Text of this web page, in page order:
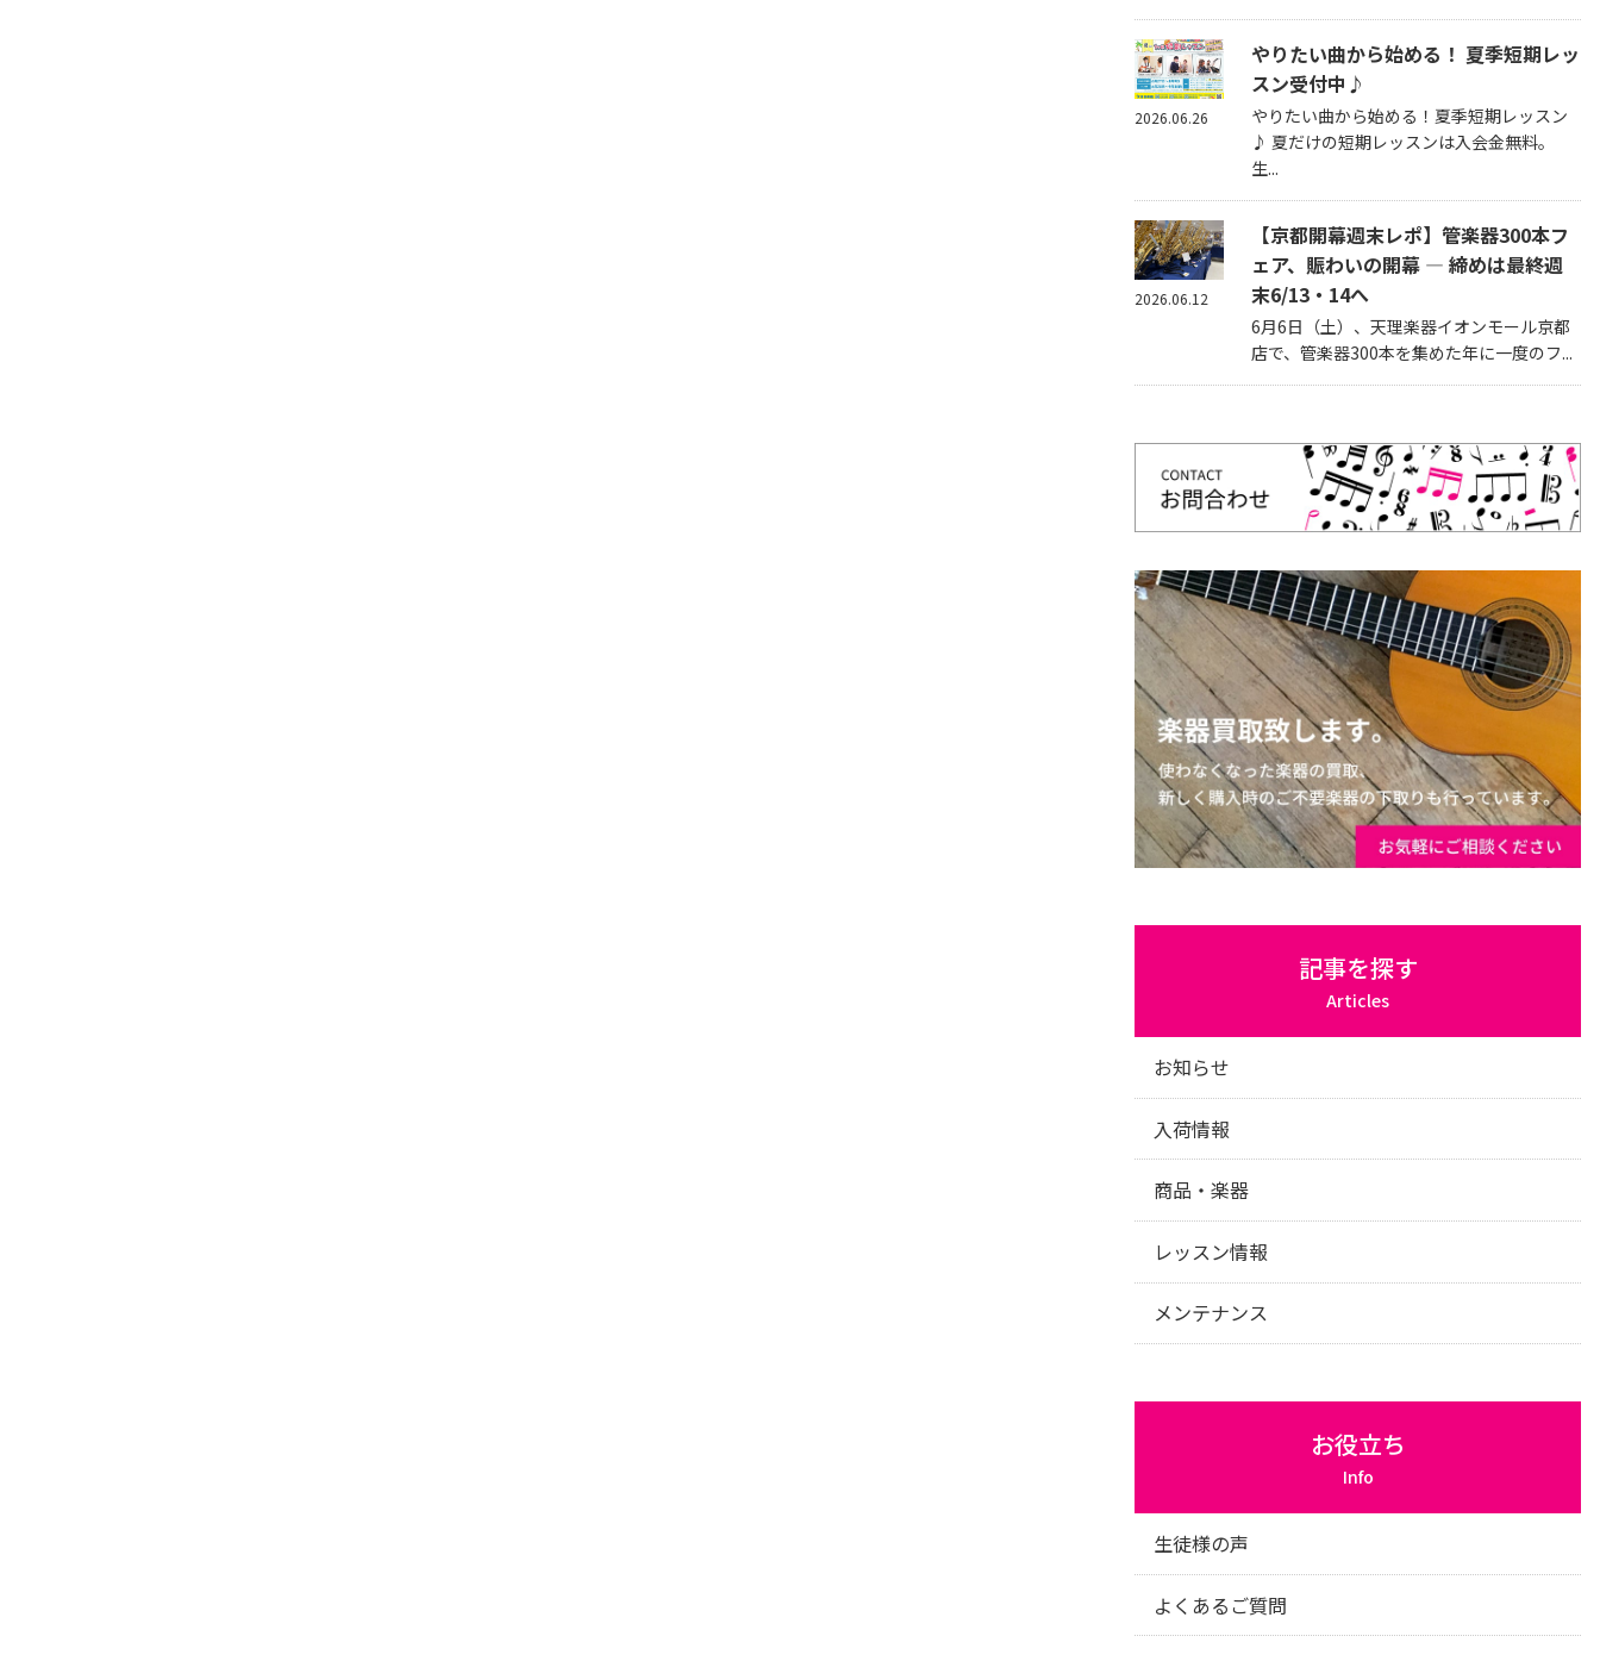
やりたい曲から始める！ 夏季短期レッ
スン受付中♪
やりたい曲から始める！夏季短期レッスン
♪ 夏だけの短期レッスンは入会金無料。
生...
2026.06.26
【京都開幕週末レポ】管楽器300本フ
ェア、賑わいの開幕 — 締めは最終週
末6/13・14へ
6月6日（土）、天理楽器イオンモール京都
店で、管楽器300本を集めた年に一度のフ...
2026.06.12
記事を探す
Articles
お知らせ
入荷情報
商品・楽器
レッスン情報
メンテナンス
お役立ち
Info
生徒様の声
よくあるご質問